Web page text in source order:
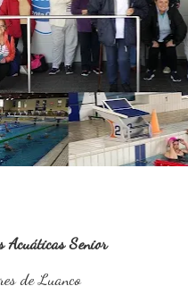
Acuáticas Senior
de Luanco